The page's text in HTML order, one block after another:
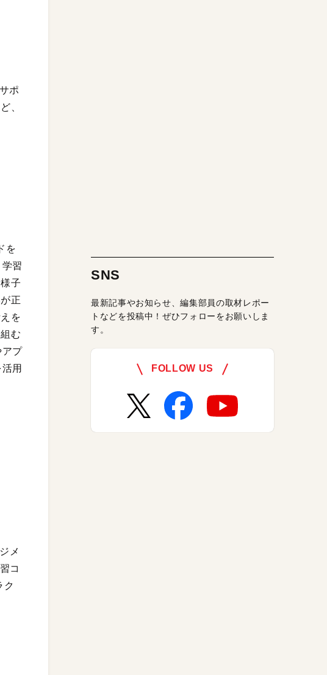
ポ
、
を
習
子
正
を
む
アプ
用
メ
コ
ク
SNS
最新記事やお知らせ、編集部員の取材レポー
トなどを投稿中！ぜひフォローをお願いしま
す。
FOLLOW US